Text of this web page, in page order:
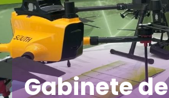
Gabinete de